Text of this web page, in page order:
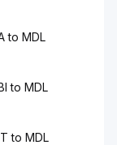
to MDL
to MDL
to MDL